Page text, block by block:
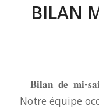
BILAN
𝐁𝐢𝐥𝐚𝐧 𝐝𝐞 𝐦𝐢-
Notre équipe